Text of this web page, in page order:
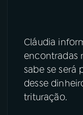
Cláudia
encontradas
sabe se será
desse
trituração.